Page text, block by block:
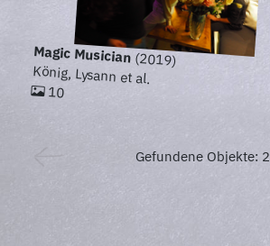
Magic Musician(2019)
König, Lysann et al.
10
Gefundene Objekte: 2